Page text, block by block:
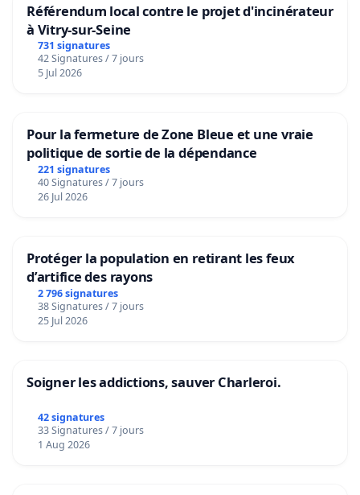
Référendum local contre le projet d'incinérateur
à Vitry-sur-Seine
731 signatures
42 Signatures / 7 jours
5 Jul 2026
Pour la fermeture de Zone Bleue et une vraie
politique de sortie de la dépendance
221 signatures
40 Signatures / 7 jours
26 Jul 2026
Protéger la population en retirant les feux
d’artifice des rayons
2 796 signatures
38 Signatures / 7 jours
25 Jul 2026
Soigner les addictions, sauver Charleroi.
42 signatures
33 Signatures / 7 jours
1 Aug 2026